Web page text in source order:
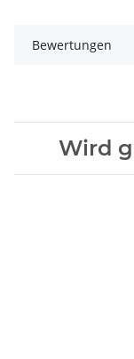
Bewertungen
Wird